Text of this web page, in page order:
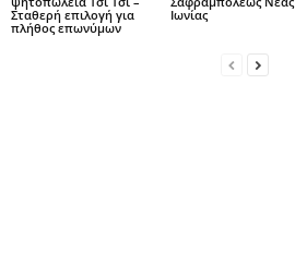
Σταθερή επιλογή για
πλήθος επωνύμων
Ιωνίας